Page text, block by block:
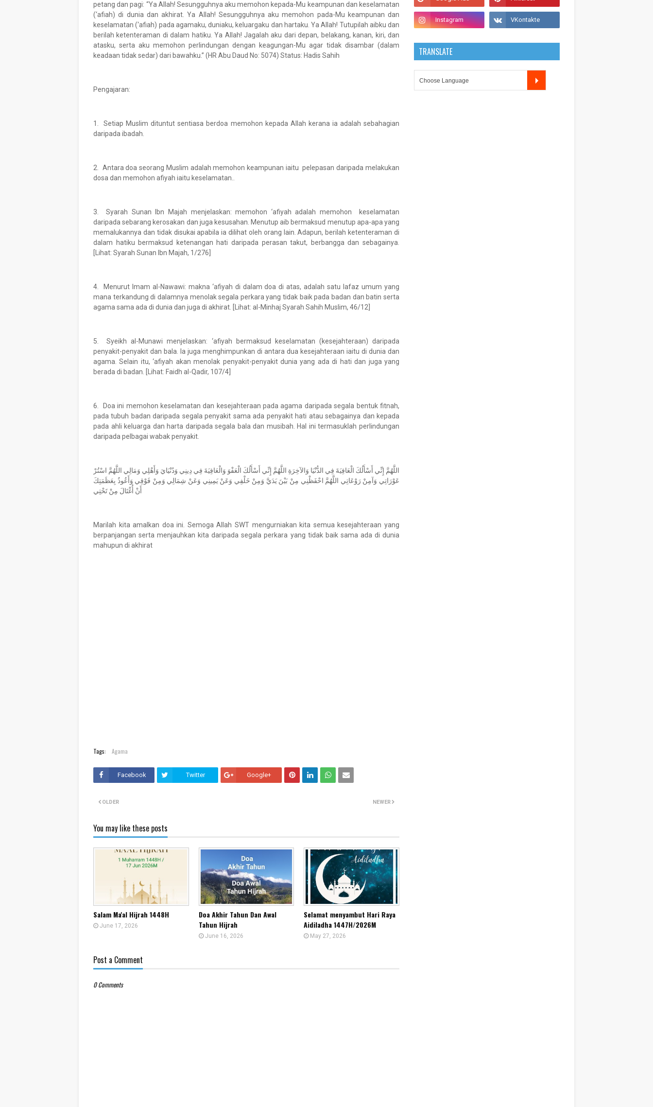
petang dan pagi: “Ya Allah! Sesungguhnya aku memohon kepada-Mu keampunan dan keselamatan
(‘afiah) di dunia dan akhirat. Ya Allah! Sesungguhnya aku memohon pada-Mu keampunan dan
keselamatan (‘afiah) pada agamaku, duniaku, keluargaku dan hartaku. Ya Allah! Tutupilah aibku dan
berilah ketenteraman di dalam hatiku. Ya Allah! Jagalah aku dari depan, belakang, kanan, kiri, dan
atasku, serta aku memohon perlindungan dengan keagungan-Mu agar tidak disambar (dalam
keadaan tidak sedar) dari bawahku.” (HR Abu Daud No: 5074) Status: Hadis Sahih
Pengajaran:
1. Setiap Muslim dituntut sentiasa berdoa memohon kepada Allah kerana ia adalah sebahagian
daripada ibadah.
2. Antara doa seorang Muslim adalah memohon keampunan iaitu pelepasan daripada melakukan
dosa dan memohon afiyah iaitu keselamatan..
3. Syarah Sunan Ibn Majah menjelaskan: memohon ‘afiyah adalah memohon keselamatan
daripada sebarang kerosakan dan juga kesusahan. Menutup aib bermaksud menutup apa-apa yang
memalukannya dan tidak disukai apabila ia dilihat oleh orang lain. Adapun, berilah ketenteraman di
dalam hatiku bermaksud ketenangan hati daripada perasan takut, berbangga dan sebagainya.
[Lihat: Syarah Sunan Ibn Majah, 1/276]
4. Menurut Imam al-Nawawi: makna ‘afiyah di dalam doa di atas, adalah satu lafaz umum yang
mana terkandung di dalamnya menolak segala perkara yang tidak baik pada badan dan batin serta
agama sama ada di dunia dan juga di akhirat. [Lihat: al-Minhaj Syarah Sahih Muslim, 46/12]
5. Syeikh al-Munawi menjelaskan: ‘afiyah bermaksud keselamatan (kesejahteraan) daripada
penyakit-penyakit dan bala. Ia juga menghimpunkan di antara dua kesejahteraan iaitu di dunia dan
agama. Selain itu, ‘afiyah akan menolak penyakit-penyakit dunia yang ada di hati dan juga yang
berada di badan. [Lihat: Faidh al-Qadir, 107/4]
6. Doa ini memohon keselamatan dan kesejahteraan pada agama daripada segala bentuk fitnah,
pada tubuh badan daripada segala penyakit sama ada penyakit hati atau sebagainya dan kepada
pada ahli keluarga dan harta daripada segala bala dan musibah. Hal ini termasuklah perlindungan
daripada pelbagai wabak penyakit.
اللَّهُمَّ إِنِّي أَسْأَلُكَ الْعَافِيَةَ فِي الدُّنْيَا وَالآخِرَةِ اللَّهُمَّ إِنِّي أَسْأَلُكَ الْعَفْوَ وَالْعَافِيَةَ فِي دِينِي وَدُنْيَايَ وَأَهْلِي وَمَالِي اللَّهُمَّ اسْتُرْ
عَوْرَاتِي وَآمِنْ رَوْعَاتِي اللَّهُمَّ احْفَظْنِي مِنْ بَيْنَ يَدَيَّ وَمِنْ خَلْفِي وَعَنْ يَمِينِي وَعَنْ شِمَالِي وَمِنْ فَوْقِي وَأَعُوذُ بِعَظَمَتِكَ
أَنْ أُغْتَالَ مِنْ تَحْتِي
Marilah kita amalkan doa ini. Semoga Allah SWT mengurniakan kita semua kesejahteraan yang
berpanjangan serta menjauhkan kita daripada segala perkara yang tidak baik sama ada di dunia
mahupun di akhirat
Tags: Agama
Facebook Twitter Google+
NEWER
OLDER
You may like these posts
Salam Ma'al Hijrah 1448H
June 17, 2026
Doa Akhir Tahun Dan Awal
Tahun Hijrah
June 16, 2026
Selamat menyambut Hari Raya
Aidiladha 1447H/2026M
May 27, 2026
Post a Comment
0 Comments
TRANSLATE